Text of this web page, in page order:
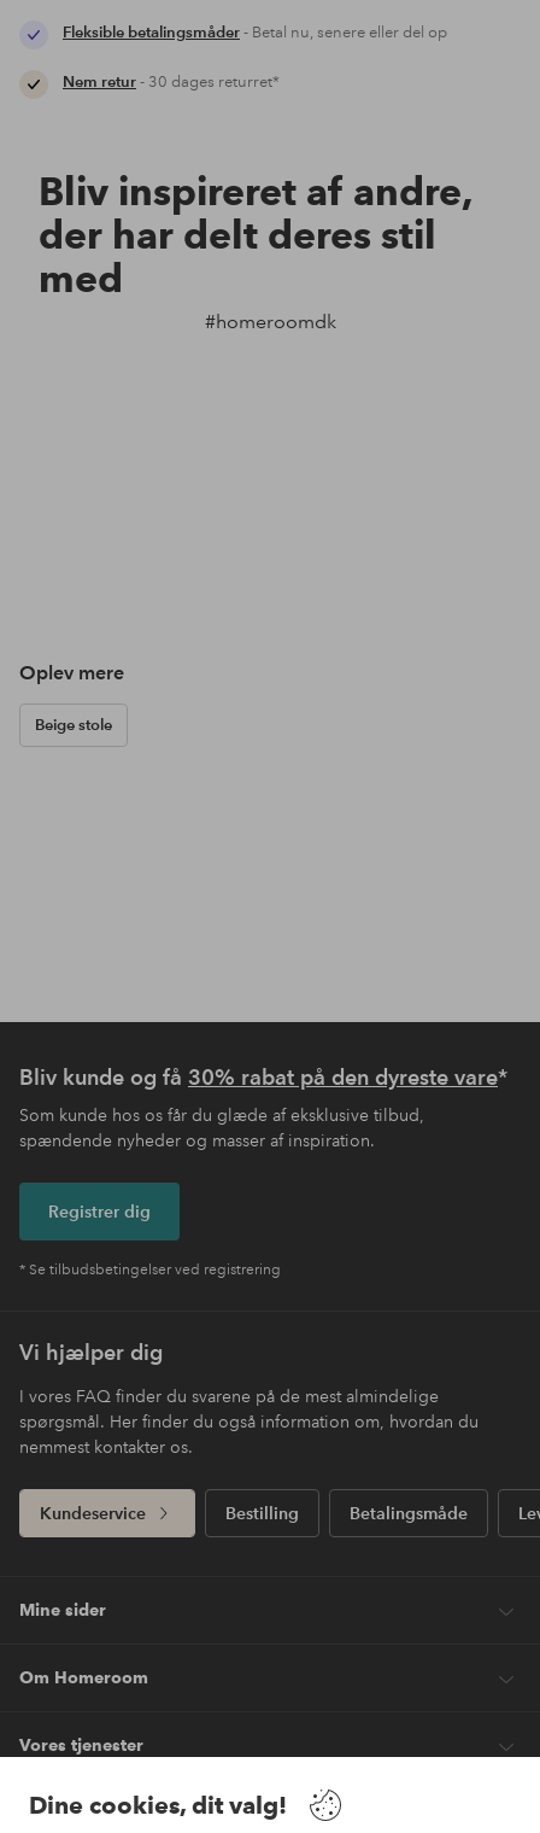
Dine cookies, dit valg!
Fleksible betalingsmåder- Betal nu, senere eller del op
Nem retur- 30 dages returret*
Bliv inspireret af andre,
der har delt deres stil
med
#homeroomdk
Oplev mere
Beige stole
Bliv kunde og få 30% rabat på den dyreste vare*
Som kunde hos os får du glæde af eksklusive tilbud,
spændende nyheder og masser af inspiration.
Registrer dig
* Se tilbudsbetingelser ved registrering
Vi hjælper dig
I vores FAQ finder du svarene på de mest almindelige
spørgsmål. Her finder du også information om, hvordan du
nemmest kontakter os.
Kundeservice Bestilling Betalingsmåde
Mine sider
Om Homeroom
Vores tjenester
Vilkår